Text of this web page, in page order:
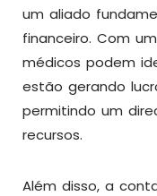
um aliado
financeiro. Com
médicos podem
estão gerando
permitindo um
recursos.
Além disso, a